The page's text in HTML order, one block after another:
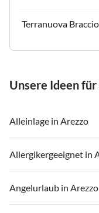
Terranuova
Unsere Ideen
Alleinlage in Arezzo
Allergikergeeignet in
Angelurlaub in Arezzo